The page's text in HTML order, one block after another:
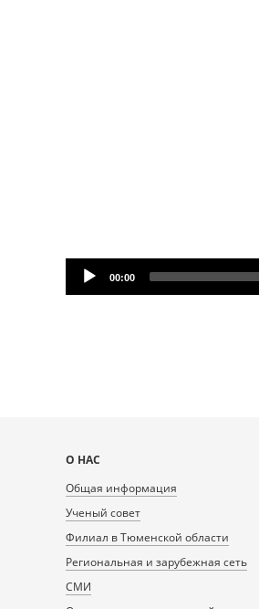
Audio
Player
00:00
Карта
сайта
О НАС
Общая информация
Ученый совет
Филиал в Тюменской области
Региональная и зарубежная сеть
СМИ